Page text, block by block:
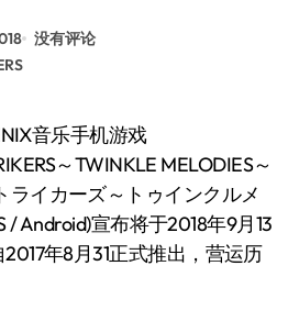
没有评论
～TWINKLE MELODIES～
ライカーズ～トゥインクルメ
/ Android)宣布将于2018年9月13
年8月31正式推出，营运历